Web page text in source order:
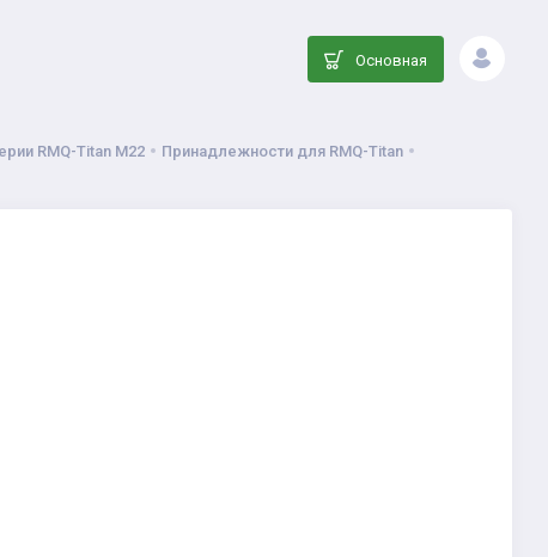
Основная
RMQ-Titan M22
Принадлежности для RMQ-Titan